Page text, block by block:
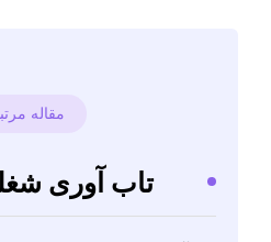
مقاله
تاب آوری